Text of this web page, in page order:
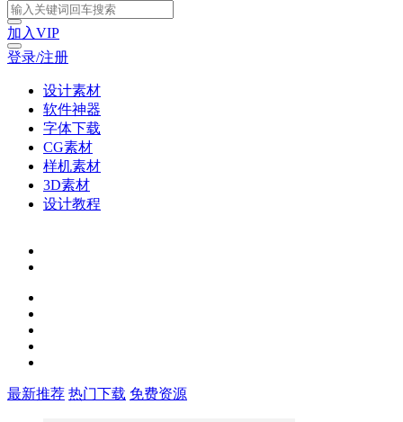
加入VIP
登录/注册
设计素材
软件神器
字体下载
CG素材
样机素材
3D素材
设计教程